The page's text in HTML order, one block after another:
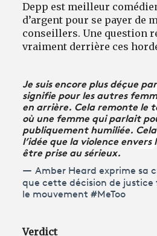
Depp est meilleur
d’argent pour se payer de
conseillers. Une question
vraiment derrière ces
Je suis encore plus déçue
signifie pour les autres
en arrière. Cela remonte le
où une femme qui parlait
publiquement humiliée.
l’idée que la violence
être prise au sérieux.
Amber Heard exprime sa
que cette décision de justice
le mouvement #MeToo
Verdict